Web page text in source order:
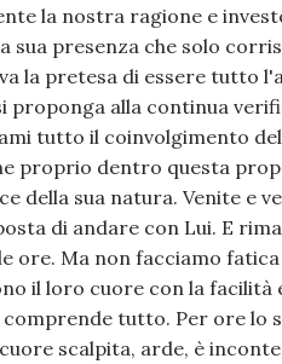
la nostra ragione e
presenza che solo
la pretesa di essere tutto
alla continua
tutto il coinvolgimento
proprio dentro questa
della sua natura. Venite e
di andare con Lui. E
Ma non facciamo
il loro cuore con la facilità
tutto. Per ore lo
scalpita, arde, è